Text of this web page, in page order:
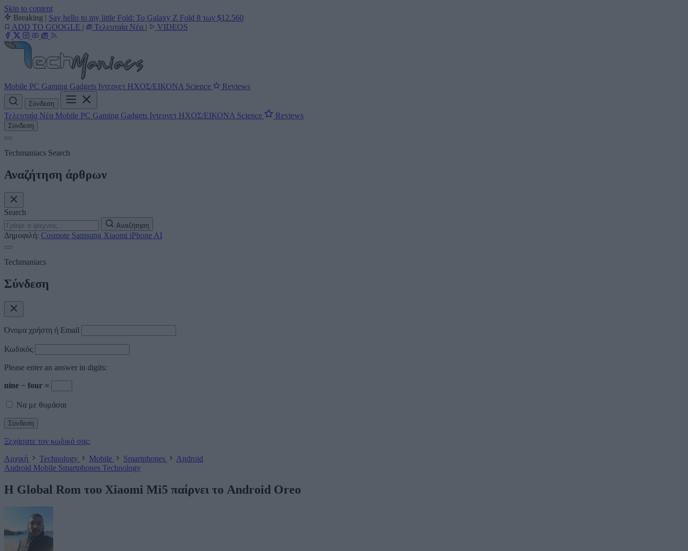
Skip to content
Breaking | Say hello to my little Fold: Το Galaxy Z Fold 8 των $12.560
ADD TO GOOGLE | Τελευταία Νέα | VIDEOS
Mobile PC Gaming Gadgets Ιντερνετ ΗΧΟΣ/ΕΙΚΟΝΑ Science Reviews
Σύνδεση
Τελευταία Νέα Mobile PC Gaming Gadgets Ιντερνετ ΗΧΟΣ/ΕΙΚΟΝΑ Science Reviews
Σύνδεση
Techmaniacs Search
Αναζήτηση άρθρων
Search
Αναζήτηση
Δημοφιλή: Cosmote Samsung Xiaomi iPhone AI
Techmaniacs
Σύνδεση
Όνομα χρήστη ή Email
Κωδικός
Please enter an answer in digits:
nine − four =
Να με θυμάσαι
Ξεχάσατε τον κωδικό σας;
Αρχική
Technology Mobile Smartphones
Android
Android Mobile Smartphones Technology
H Global Rom του Xiaomi Mi5 παίρνει το Android Oreo